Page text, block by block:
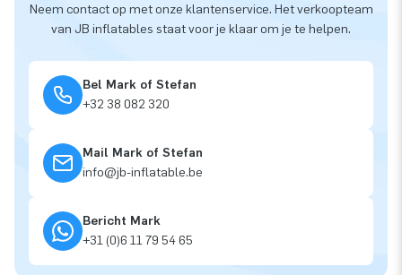
Neem contact op met onze klantenservice. Het verkoopteam
van JB inflatables staat voor je klaar om je te helpen.
Bel Mark of Stefan
+32 38 082 320
Mail Mark of Stefan
info@jb-inflatable.be
Bericht Mark
+31 (0)6 11 79 54 65